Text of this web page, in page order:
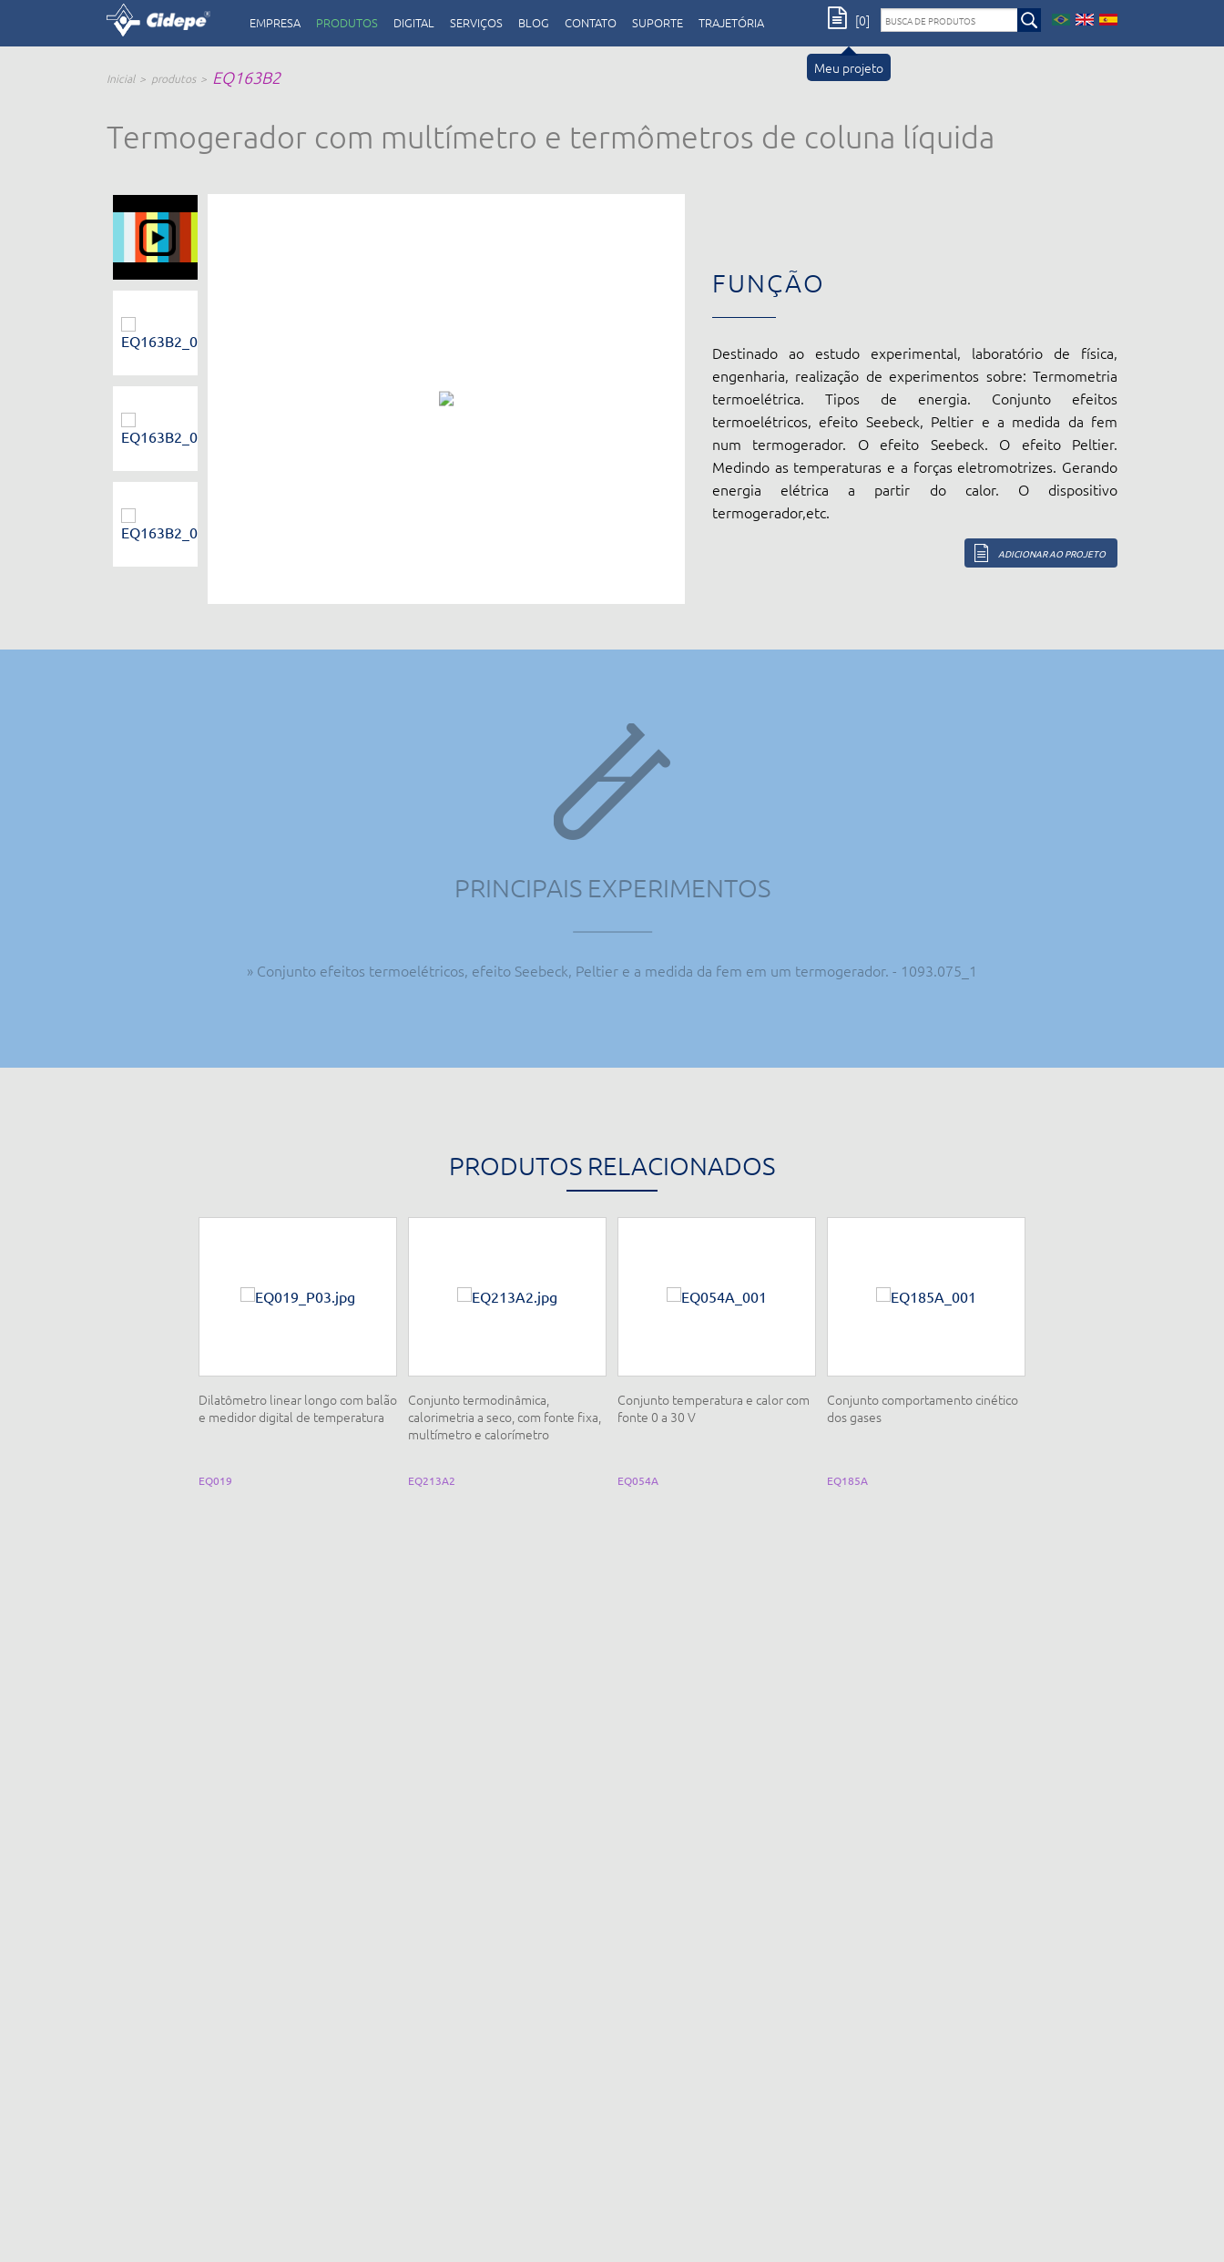
EMPRESA PRODUTOS DIGITAL SERVIÇOS BLOG CONTATO SUPORTE TRAJETÓRIA
Meu projeto
[0]
Inicial produtos EQ163B2
Termogerador com multímetro e termômetros de coluna líquida
FUNÇÃO
Destinado ao estudo experimental, laboratório de física,
engenharia, realização de experimentos sobre: Termometria
termoelétrica. Tipos de energia. Conjunto efeitos
termoelétricos, efeito Seebeck, Peltier e a medida da fem
num termogerador. O efeito Seebeck. O efeito Peltier.
Medindo as temperaturas e a forças eletromotrizes. Gerando
energia elétrica a partir do calor. O dispositivo
termogerador,etc.
ADICIONAR AO PROJETO
PRINCIPAIS EXPERIMENTOS
» Conjunto efeitos termoelétricos, efeito Seebeck, Peltier e a medida da fem em um termogerador. - 1093.075_1
PRODUTOS RELACIONADOS
Dilatômetro linear longo com balão
e medidor digital de temperatura
EQ019
Conjunto termodinâmica,
calorimetria a seco, com fonte fixa,
multímetro e calorímetro
EQ213A2
Conjunto temperatura e calor com
fonte 0 a 30 V
EQ054A
Conjunto comportamento cinético
dos gases
EQ185A